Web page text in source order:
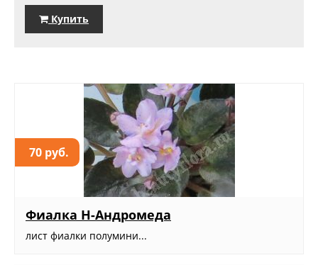
Купить
70 руб.
Фиалка Н-Андромеда
лист фиалки полумини...